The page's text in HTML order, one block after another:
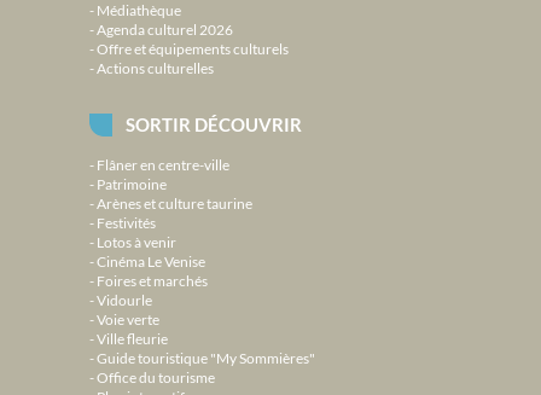
Médiathèque
Agenda culturel 2026
Offre et équipements culturels
Actions culturelles
SORTIR DÉCOUVRIR
Flâner en centre-ville
Patrimoine
Arènes et culture taurine
Festivités
Lotos à venir
Cinéma Le Venise
Foires et marchés
Vidourle
Voie verte
Ville fleurie
Guide touristique "My Sommières"
Office du tourisme